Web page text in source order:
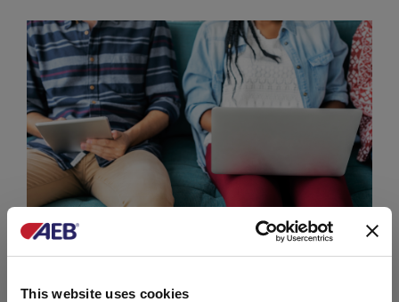
This website uses cookies
Verfügbare Bewerbungen